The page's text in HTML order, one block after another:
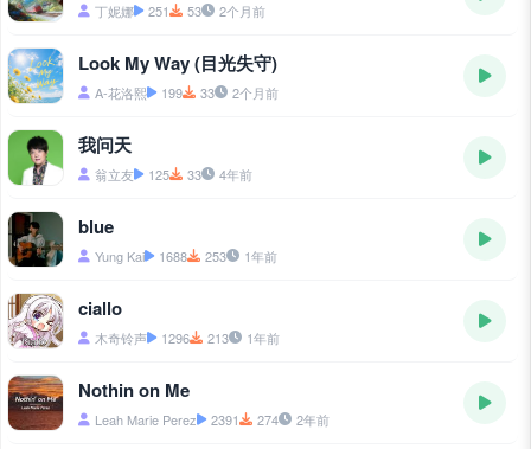
丁妮娜 251 53 2个月前
Look My Way (目光失守)
A-花洛熙 199 33 2个月前
我问天
翁立友 125 33 4年前
blue
Yung Kai 1688 253 1年前
ciallo
木奇铃声 1296 213 1年前
Nothin on Me
Leah Marie Perez 2391 274 2年前